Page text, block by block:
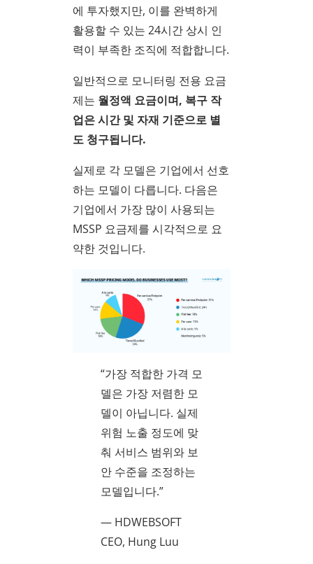
에 투자했지만, 이를 완벽하게
활용할 수 있는 24시간 상시 인
력이 부족한 조직에 적합합니다.
일반적으로 모니터링 전용 요금
제는 월정액 요금이며, 복구 작
업은 시간 및 자재 기준으로 별
도 청구됩니다.
실제로 각 모델은 기업에서 선호
하는 모델이 다릅니다. 다음은
기업에서 가장 많이 사용되는
MSSP 요금제를 시각적으로 요
약한 것입니다.
“가장 적합한 가격 모
델은 가장 저렴한 모
델이 아닙니다. 실제
위험 노출 정도에 맞
춰 서비스 범위와 보
안 수준을 조정하는
모델입니다.”
— HDWEBSOFT
CEO, Hung Luu